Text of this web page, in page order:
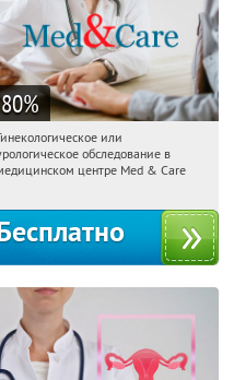
%
13:20:35
Тверская
или
обследование в
центре Med & Care